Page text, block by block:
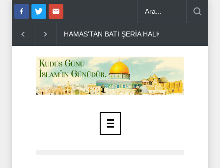
ŞERİA HALKINA ÇAĞRI .. DR BİLAL LAKKİS: LÜBNAN'IN